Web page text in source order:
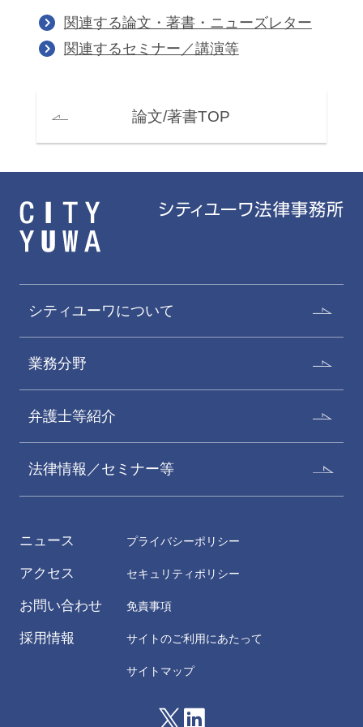
関連する論文・著書・ニューズレター
関連するセミナー／講演等
論文/著書TOP
シティユーワについて
業務分野
弁護士等紹介
法律情報／セミナー等
ニュース
アクセス
お問い合わせ
採用情報
プライバシーポリシー
セキュリティポリシー
免責事項
サイトのご利用にあたって
サイトマップ